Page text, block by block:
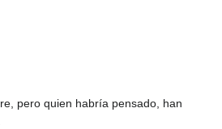
pero quien habría pensado, han